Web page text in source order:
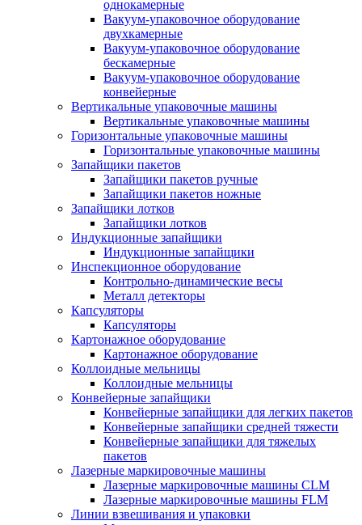
однокамерные
Вакуум-упаковочное оборудование
двухкамерные
Вакуум-упаковочное оборудование
беcкамерные
Вакуум-упаковочное оборудование
конвейерные
Вертикальные упаковочные машины
Вертикальные упаковочные машины
Горизонтальные упаковочные машины
Горизонтальные упаковочные машины
Запайщики пакетов
Запайщики пакетов ручные
Запайщики пакетов ножные
Запайщики лотков
Запайщики лотков
Индукционные запайщики
Индукционные запайщики
Инспекционное оборудование
Контрольно-динамические весы
Металл детекторы
Капсуляторы
Капсуляторы
Картонажное оборудование
Картонажное оборудование
Коллоидные мельницы
Коллоидные мельницы
Конвейерные запайщики
Конвейерные запайщики для легких пакетов
Конвейерные запайщики средней тяжести
Конвейерные запайщики для тяжелых
пакетов
Лазерные маркировочные машины
Лазерные маркировочные машины CLM
Лазерные маркировочные машины FLM
Линии взвешивания и упаковки